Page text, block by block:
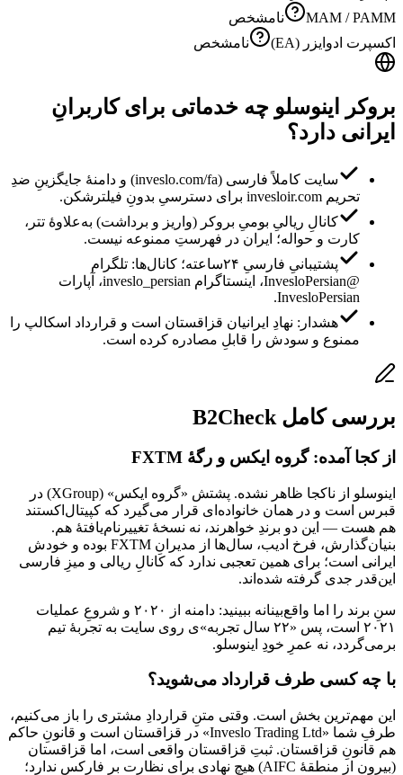
MAM / PAMM
نامشخص
اکسپرت ادوایزر (EA)
نامشخص
بروکر اینوسلو چه خدماتی برای کاربرانِ
ایرانی دارد؟
سایت کاملاً فارسی (inveslo.com/fa) و دامنهٔ جایگزینِ ضدِ
تحریم invesloir.com برای دسترسیِ بدونِ فیلترشکن.
کانالِ ریالیِ بومیِ بروکر (واریز و برداشت) به‌علاوهٔ تتر،
کارت و حواله؛ ایران در فهرستِ ممنوعه نیست.
پشتیبانیِ فارسیِ ۲۴ساعته؛ کانال‌ها: تلگرام
@InvesloPersian، اینستاگرام inveslo_persian، آپارات
InvesloPersian.
هشدار: نهادِ ایرانیان قزاقستان است و قرارداد اسکالپ را
ممنوع و سودش را قابلِ مصادره کرده است.
بررسی کامل B2Check
از کجا آمده: گروه ایکس و رگهٔ FXTM
اینوسلو از ناکجا ظاهر نشده. پشتش «گروه ایکس» (XGroup) در
قبرس است و در همان خانواده‌ای قرار می‌گیرد که کپیتال‌اکستند
هم هست — این دو برندِ خواهرند، نه نسخهٔ تغییرنام‌یافتهٔ هم.
بنیان‌گذارش، فرخ ادیب، سال‌ها از مدیرانِ FXTM بوده و خودش
ایرانی است؛ برای همین تعجبی ندارد که کانالِ ریالی و میزِ فارسی
این‌قدر جدی گرفته شده‌اند.
سنِ برند را اما واقع‌بینانه ببینید: دامنه از ۲۰۲۰ و شروعِ عملیات
۲۰۲۱ است، پس «۲۲ سال تجربه»ی روی سایت به تجربهٔ تیم
برمی‌گردد، نه عمرِ خودِ اینوسلو.
با چه کسی طرف قرارداد می‌شوید؟
این مهم‌ترین بخش است. وقتی متنِ قراردادِ مشتری را باز می‌کنیم،
طرفِ شما «Inveslo Trading Ltd» در قزاقستان است و قانونِ حاکم
هم قانونِ قزاقستان. ثبتِ قزاقستان واقعی است، اما قزاقستان
(بیرون از منطقهٔ AIFC) هیچ نهادی برای نظارت بر فارکس ندارد؛